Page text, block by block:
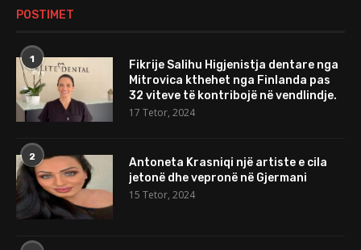
POSTIMET
1
Fikrije Salihu Higjenistja dentare nga
Mitrovica kthehet nga Finlanda pas
32 viteve të kontribojë në vendlindje.
17 Tetor, 2024
2
Antoneta Krasniqi një artiste e cila
jetonë dhe vepronë në Gjermani
15 Tetor, 2024